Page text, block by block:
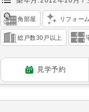
角部屋 リフォー
総戸数30戸以上
見学予約